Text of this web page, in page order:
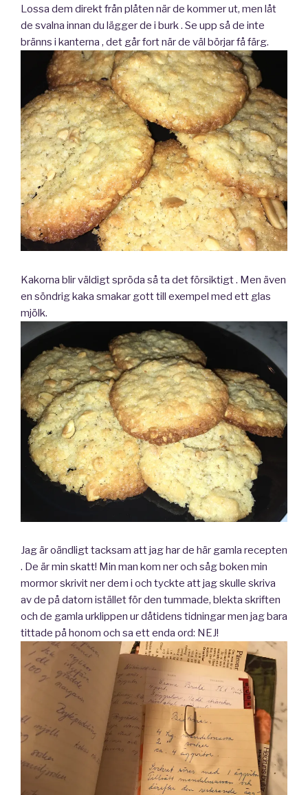
Lossa dem direkt från plåten när de kommer ut, men låt
de svalna innan du lägger de i burk . Se upp så de inte
bränns i kanterna , det går fort när de väl börjar få färg.
Kakorna blir väldigt spröda så ta det försiktigt . Men även
en söndrig kaka smakar gott till exempel med ett glas
mjölk.
Jag är oändligt tacksam att jag har de här gamla recepten
. De är min skatt! Min man kom ner och såg boken min
mormor skrivit ner dem i och tyckte att jag skulle skriva
av de på datorn istället för den tummade, blekta skriften
och de gamla urklippen ur dåtidens tidningar men jag bara
tittade på honom och sa ett enda ord: NEJ!